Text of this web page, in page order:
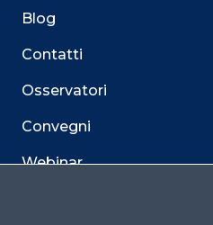
Blog
Contatti
Osservatori
Convegni
Webinar